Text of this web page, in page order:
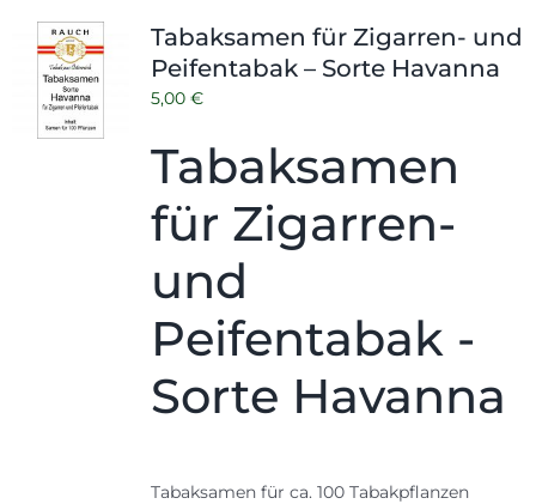
Kontakt
Tabak
Zubehör
Tabaksamen für Zigarren- und
Peifentabak – Sorte Havanna
5,00 €
Tabaksamen
für Zigarren-
und
Peifentabak -
Sorte Havanna
Tabaksamen für ca. 100 Tabakpflanzen